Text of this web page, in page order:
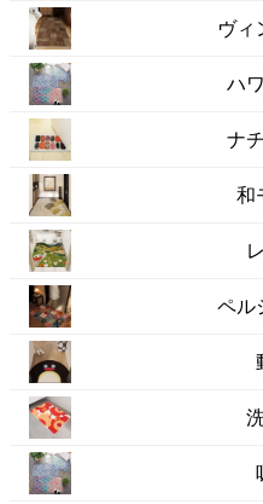
ヴィ
ハ
ナ
和
ペル